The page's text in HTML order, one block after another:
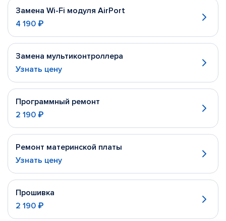
Замена Wi-Fi модуля AirPort
4 190 ₽
Замена мультиконтроллера
Узнать цену
Программный ремонт
2 190 ₽
Ремонт материнской платы
Узнать цену
Прошивка
2 190 ₽